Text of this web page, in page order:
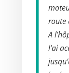
route
A
l’ai